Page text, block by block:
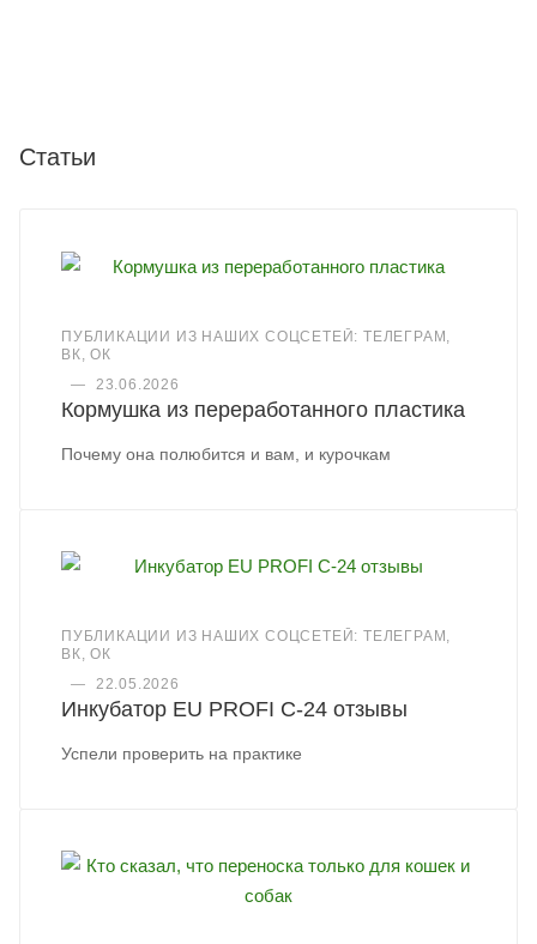
Статьи
ПУБЛИКАЦИИ ИЗ НАШИХ СОЦСЕТЕЙ: ТЕЛЕГРАМ,
ВК, ОК
—
23.06.2026
Кормушка из переработанного пластика
Почему она полюбится и вам, и курочкам
ПУБЛИКАЦИИ ИЗ НАШИХ СОЦСЕТЕЙ: ТЕЛЕГРАМ,
ВК, ОК
—
22.05.2026
Инкубатор EU PROFI C-24 отзывы
Успели проверить на практике